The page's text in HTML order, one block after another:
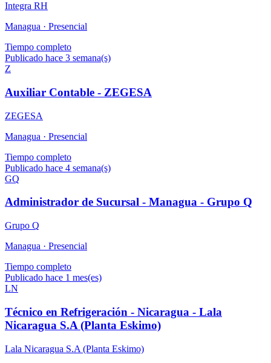
Integra RH
Managua · Presencial
Tiempo completo
Publicado hace 3 semana(s)
Z
Auxiliar Contable - ZEGESA
ZEGESA
Managua · Presencial
Tiempo completo
Publicado hace 4 semana(s)
GQ
Administrador de Sucursal - Managua - Grupo Q
Grupo Q
Managua · Presencial
Tiempo completo
Publicado hace 1 mes(es)
LN
Técnico en Refrigeración - Nicaragua - Lala
Nicaragua S.A (Planta Eskimo)
Lala Nicaragua S.A (Planta Eskimo)